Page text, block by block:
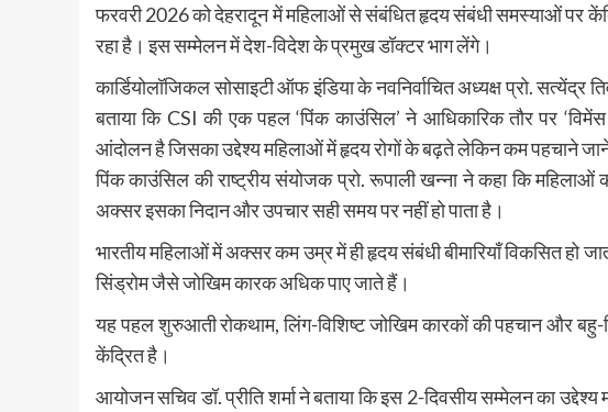
फरवरी 2026 को देहरादून में महिलाओं से संबंधित हृदय संबंधी समस्याओं पर
रहा है। इस सम्मेलन में देश-विदेश के प्रमुख डॉक्टर भाग लेंगे।
कार्डियोलॉजिकल सोसाइटी ऑफ इंडिया के नवनिर्वाचित अध्यक्ष प्रो.
बताया कि CSI की एक पहल ‘पिंक काउंसिल’ ने आधिकारिक तौर पर
आंदोलन है जिसका उद्देश्य महिलाओं में हृदय रोगों के बढ़ते लेकिन कम पहचाने
पिंक काउंसिल की राष्ट्रीय संयोजक प्रो. रूपाली खन्ना ने कहा कि
अक्सर इसका निदान और उपचार सही समय पर नहीं हो पाता है।
भारतीय महिलाओं में अक्सर कम उम्र में ही हृदय संबंधी बीमारियाँ विकसित हो
सिंड्रोम जैसे जोखिम कारक अधिक पाए जाते हैं।
यह पहल शुरुआती रोकथाम, लिंग-विशिष्ट जोखिम कारकों की पहचान और
केंद्रित है।
आयोजन सचिव डॉ. प्रीति शर्मा ने बताया कि इस 2-दिवसीय सम्मेलन का उद्देश्य